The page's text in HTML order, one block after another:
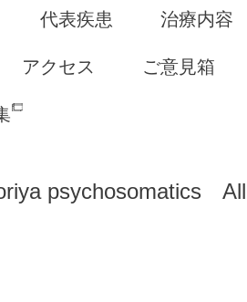
代表疾患 治療内容
アクセス ご意見箱
psychosomatics